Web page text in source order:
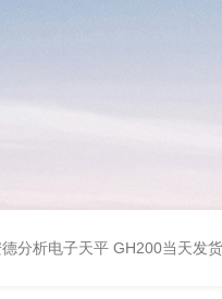
分析电子天平 GH200当天发